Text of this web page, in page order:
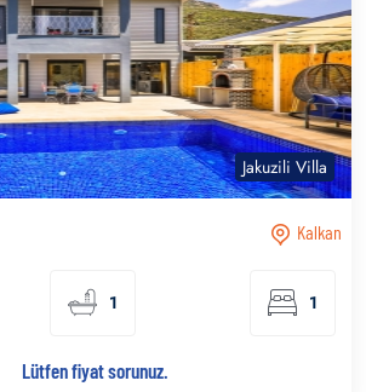
Jakuzili Villa
Kalkan
1 1
Lütfen fiyat sorunuz.